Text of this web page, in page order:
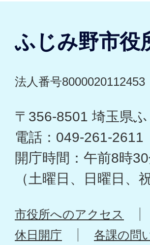
ふじみ野市役
法人番号8000020112453
〒356-8501 埼玉県
電話：049-261-2611
開庁時間：午前8時
（土曜日、日曜日、
市役所へのアクセス
休日開庁
各課の問